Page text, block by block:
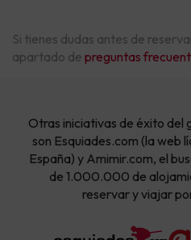
Si tienes dudas antes de
apartado de preguntas
Otras iniciativas de éxito del
son Esquiades.com (la web
España) y Amimir.com, el
de 1.000.000 de
reservar y viajar